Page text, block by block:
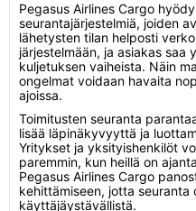
Pegasus Airlines Cargo
seurantajärjestelmiä, joiden
lähetysten tilan helposti
järjestelmään, ja asiakas saa
kuljetuksen vaiheista. Näin
ongelmat voidaan havaita
ajoissa.
Toimitusten seuranta
lisää läpinäkyvyyttä ja
Yritykset ja yksityishenkilöt
paremmin, kun heillä on
Pegasus Airlines Cargo
kehittämiseen, jotta seuranta
käyttäjäystävällistä.